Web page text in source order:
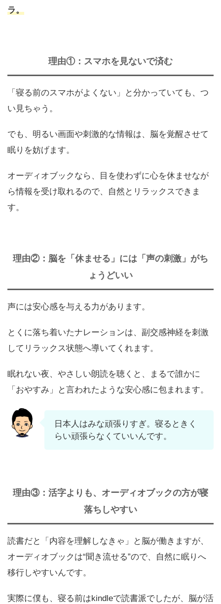
ラ。
理由①：スマホを見ないで済む
「寝る前のスマホがよくない」と分かっていても、つ
い見ちゃう。
でも、明るい画面や刺激的な情報は、脳を覚醒させて
眠りを妨げます。
オーディオブックなら、目を使わずに心を休ませなが
ら情報を受け取れるので、自然とリラックスできま
す。
理由②：脳を「休ませる」には「声の刺激」がち
ょうどいい
声には安心感を与える力があります。
とくに落ち着いたナレーションは、副交感神経を刺激
してリラックス状態へ導いてくれます。
眠れない夜、やさしい朗読を聴くと、まるで誰かに
「おやすみ」と言われたような安心感に包まれます。
日本人はみな頑張りすぎ。寝るときく
らい頑張らなくていいんです。
理由③：活字よりも、オーディオブックの方が寝
落ちしやすい
読書だと「内容を理解しなきゃ」と脳が働きますが、
オーディオブックは“聞き流せる”ので、自然に眠りへ
移行しやすいんです。
実際に僕も、寝る前はkindleで読書派でしたが、脳が活